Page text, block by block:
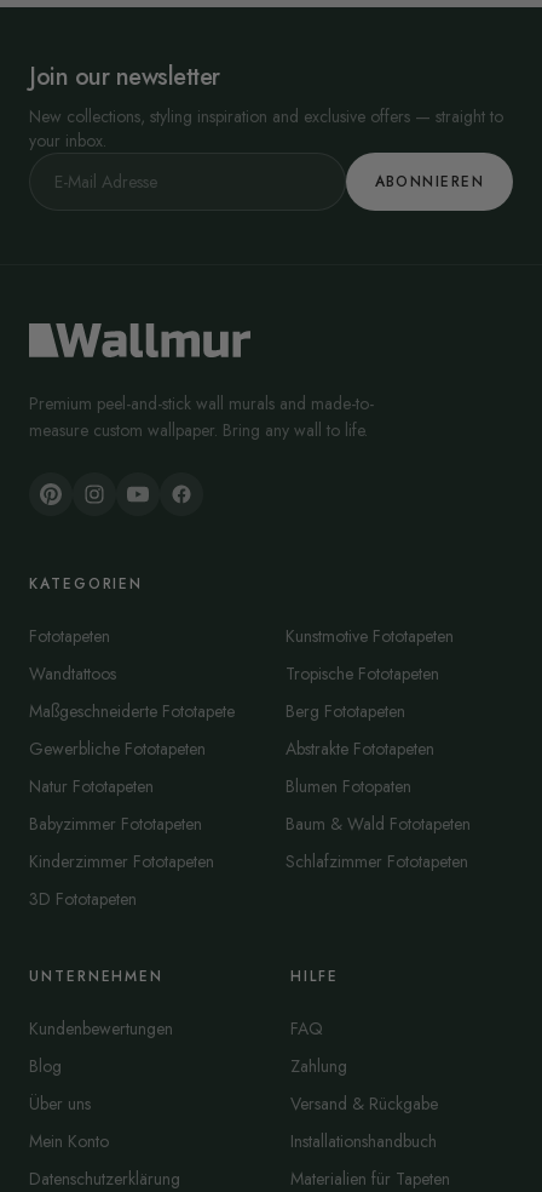
Join our newsletter
New collections, styling inspiration and exclusive offers — straight to
your inbox.
ABONNIEREN
Premium peel-and-stick wall murals and made-to-
measure custom wallpaper. Bring any wall to life.
KATEGORIEN
Fototapeten
Wandtattoos
Maßgeschneiderte Fototapete
Gewerbliche Fototapeten
Natur Fototapeten
Babyzimmer Fototapeten
Kinderzimmer Fototapeten
3D Fototapeten
Kunstmotive Fototapeten
Tropische Fototapeten
Berg Fototapeten
Abstrakte Fototapeten
Blumen Fotopaten
Baum & Wald Fototapeten
Schlafzimmer Fototapeten
UNTERNEHMEN
Kundenbewertungen
Blog
Über uns
Mein Konto
Datenschutzerklärung
HILFE
FAQ
Zahlung
Versand & Rückgabe
Installationshandbuch
Materialien für Tapeten